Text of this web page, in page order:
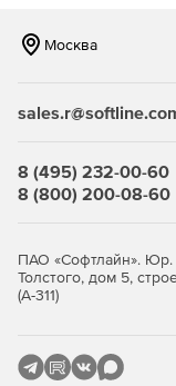
параметров
конфигурации
создание
конфигураций
состояния
безопасности
Москва
8 (495) 232-00-60
8 (800) 200-08-60
ПАО «Софтлайн». Юр.
Толстого, дом 5,
(А-311)